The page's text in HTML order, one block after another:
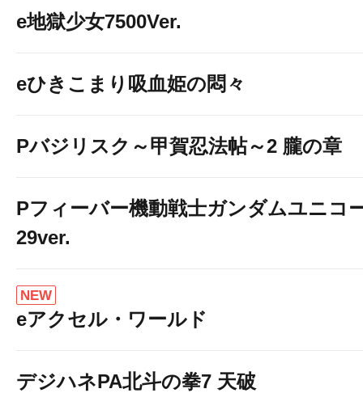
e地獄少女7500Ver.
eひきこまり吸血姫の悶々
Pバジリスク～甲賀忍法帖～2 朧の章
Pフィーバー機動戦士ガンダムユニコ
29ver.
NEW
eアクセル・ワールド
デジハネPA北斗の拳7 天破